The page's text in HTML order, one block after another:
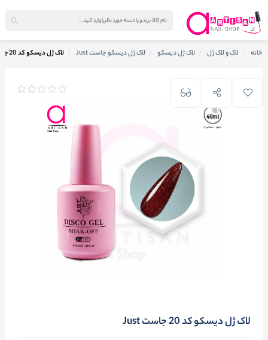
خانه لاک و لاک ژل لاک ژل دیسکو لاک ژل دیسکو جاست Just لاک ژل دیسکو کد 20 جاست Just
لاک ژل دیسکو کد 20 جاست Just